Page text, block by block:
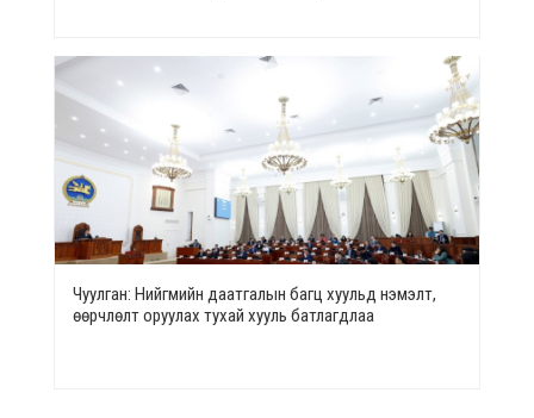
Чуулган: Нийгмийн даатгалын багц хуульд нэмэлт,
өөрчлөлт оруулах тухай хууль батлагдлаа